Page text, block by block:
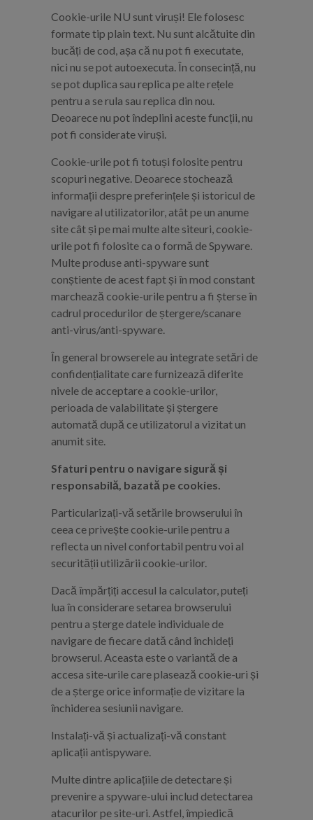
Cookie-urile NU sunt viruși! Ele folosesc
formate tip plain text. Nu sunt alcătuite din
bucăți de cod, așa că nu pot fi executate,
nici nu se pot autoexecuta. În consecință, nu
se pot duplica sau replica pe alte rețele
pentru a se rula sau replica din nou.
Deoarece nu pot îndeplini aceste funcții, nu
pot fi considerate viruși.
Cookie-urile pot fi totuși folosite pentru
scopuri negative. Deoarece stochează
informații despre preferințele și istoricul de
navigare al utilizatorilor, atât pe un anume
site cât și pe mai multe alte siteuri, cookie-
urile pot fi folosite ca o formă de Spyware.
Multe produse anti-spyware sunt
conștiente de acest fapt și în mod constant
marchează cookie-urile pentru a fi șterse în
cadrul procedurilor de ștergere/scanare
anti-virus/anti-spyware.
În general browserele au integrate setări de
confidențialitate care furnizează diferite
nivele de acceptare a cookie-urilor,
perioada de valabilitate și ștergere
automată după ce utilizatorul a vizitat un
anumit site.
Sfaturi pentru o navigare sigură și
responsabilă, bazată pe cookies.
Particularizați-vă setările browserului în
ceea ce privește cookie-urile pentru a
reflecta un nivel confortabil pentru voi al
securității utilizării cookie-urilor.
Dacă împărțiți accesul la calculator, puteți
lua în considerare setarea browserului
pentru a șterge datele individuale de
navigare de fiecare dată când închideți
browserul. Aceasta este o variantă de a
accesa site-urile care plasează cookie-uri și
de a șterge orice informație de vizitare la
închiderea sesiunii navigare.
Instalați-vă și actualizați-vă constant
aplicații antispyware.
Multe dintre aplicațiile de detectare și
prevenire a spyware-ului includ detectarea
atacurilor pe site-uri. Astfel, împiedică